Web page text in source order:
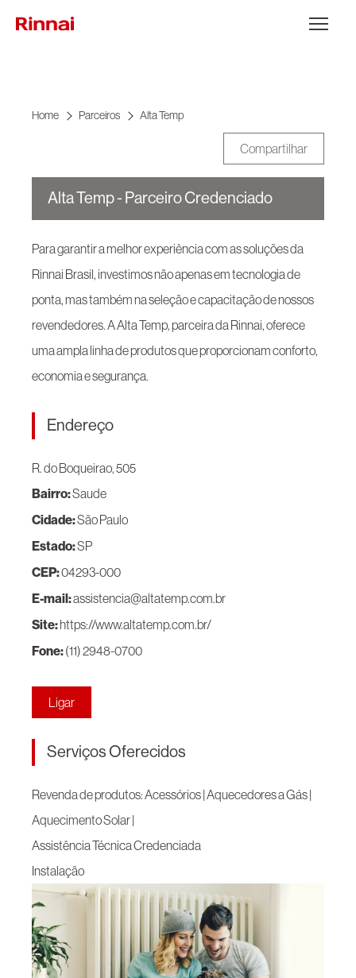
Abrir Menu
Home Parceiros Alta Temp
Compartilhar
Alta Temp - Parceiro Credenciado
Para garantir a melhor experiência com as soluções da
Rinnai Brasil, investimos não apenas em tecnologia de
ponta, mas também na seleção e capacitação de nossos
revendedores. A Alta Temp, parceira da Rinnai, oferece
uma ampla linha de produtos que proporcionam conforto,
economia e segurança.
Endereço
R. do Boqueirao, 505
Bairro:Saude
Cidade:São Paulo
Estado:SP
CEP:04293-000
E-mail:assistencia@altatemp.com.br
Site:https://www.altatemp.com.br/
Fone:(11) 2948-0700
Ligar
Serviços Oferecidos
Revenda de produtos: Acessórios | Aquecedores a Gás |
Aquecimento Solar |
Assistência Técnica Credenciada
Instalação